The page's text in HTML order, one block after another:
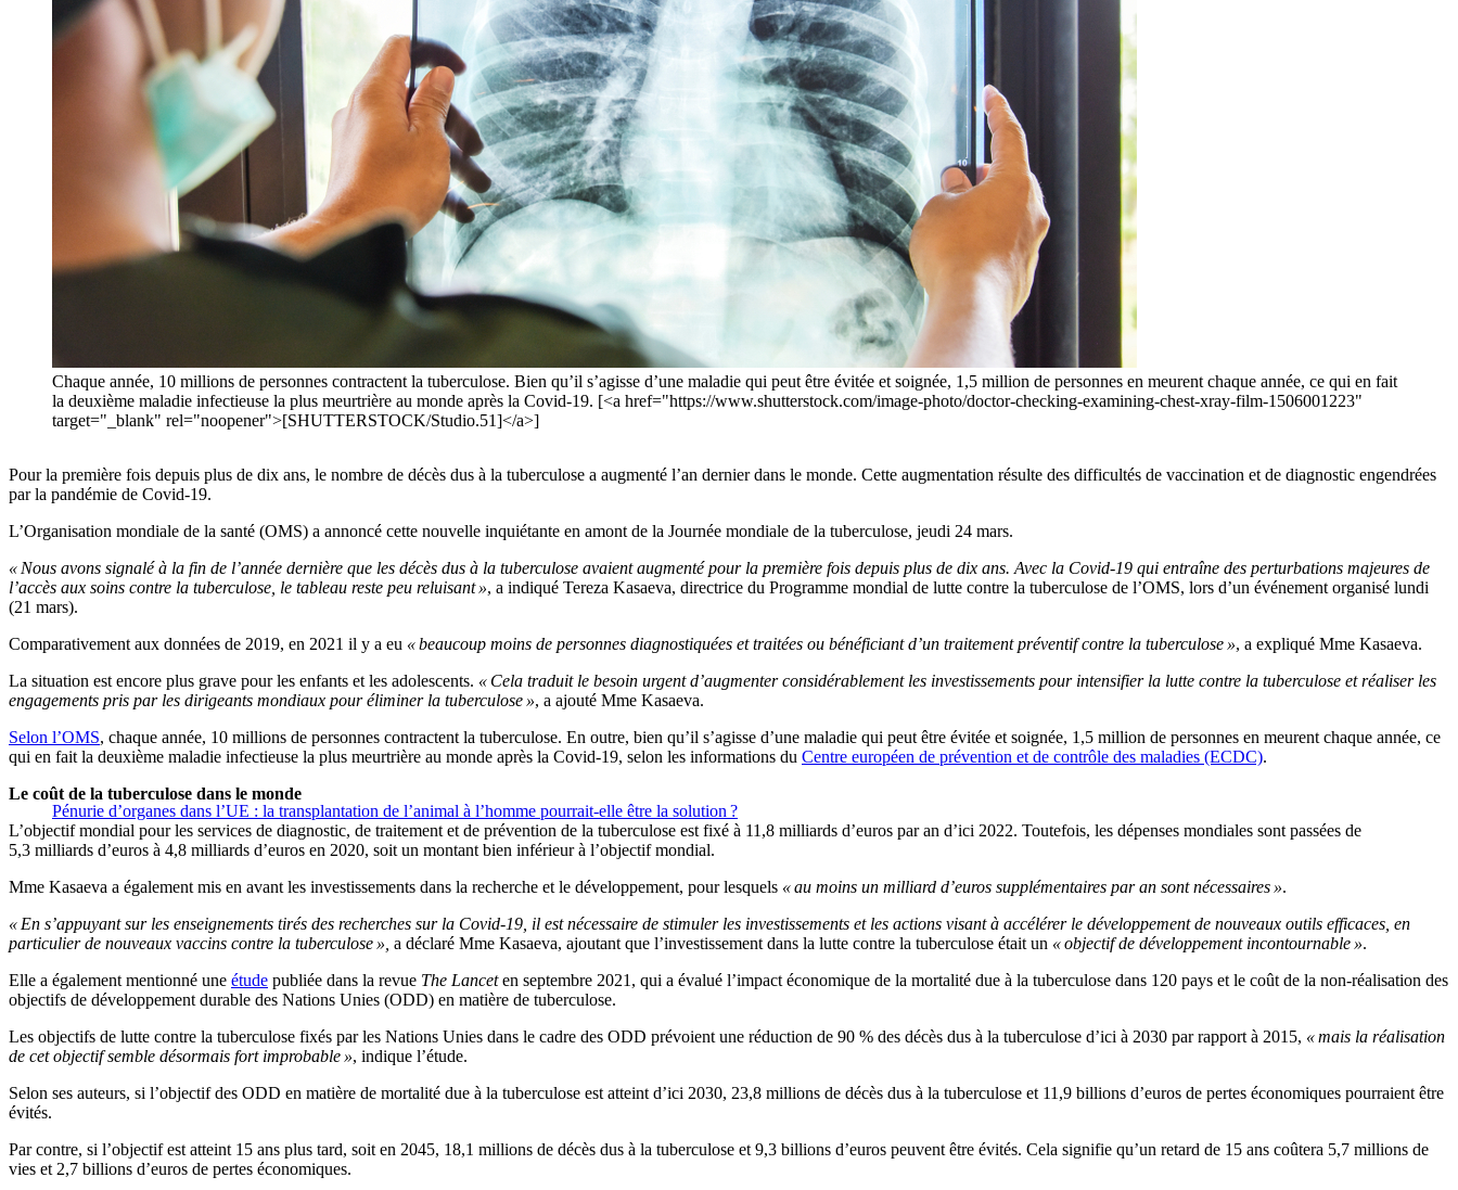
Chaque année, 10 millions de personnes contractent la tuberculose. Bien qu’il s’agisse d’une maladie qui peut être évitée et soignée, 1,5 million de personnes en meurent chaque année, ce qui en fait
la deuxième maladie infectieuse la plus meurtrière au monde après la Covid-19. [<a href="https://www.shutterstock.com/image-photo/doctor-checking-examining-chest-xray-film-1506001223"
target="_blank" rel="noopener">[SHUTTERSTOCK/Studio.51]</a>]
Pour la première fois depuis plus de dix ans, le nombre de décès dus à la tuberculose a augmenté l’an dernier dans le monde. Cette augmentation résulte des difficultés de vaccination et de diagnostic engendrées
par la pandémie de Covid-19.
L’Organisation mondiale de la santé (OMS) a annoncé cette nouvelle inquiétante en amont de la Journée mondiale de la tuberculose, jeudi 24 mars.
« Nous avons signalé à la fin de l’année dernière que les décès dus à la tuberculose avaient augmenté pour la première fois depuis plus de dix ans. Avec la Covid-19 qui entraîne des perturbations majeures de
l’accès aux soins contre la tuberculose, le tableau reste peu reluisant », a indiqué Tereza Kasaeva, directrice du Programme mondial de lutte contre la tuberculose de l’OMS, lors d’un événement organisé lundi
(21 mars).
Comparativement aux données de 2019, en 2021 il y a eu « beaucoup moins de personnes diagnostiquées et traitées ou bénéficiant d’un traitement préventif contre la tuberculose », a expliqué Mme Kasaeva.
La situation est encore plus grave pour les enfants et les adolescents. « Cela traduit le besoin urgent d’augmenter considérablement les investissements pour intensifier la lutte contre la tuberculose et réaliser les
engagements pris par les dirigeants mondiaux pour éliminer la tuberculose », a ajouté Mme Kasaeva.
Selon l’OMS, chaque année, 10 millions de personnes contractent la tuberculose. En outre, bien qu’il s’agisse d’une maladie qui peut être évitée et soignée, 1,5 million de personnes en meurent chaque année, ce
qui en fait la deuxième maladie infectieuse la plus meurtrière au monde après la Covid-19, selon les informations du Centre européen de prévention et de contrôle des maladies (ECDC).
Pénurie d’organes dans l’UE : la transplantation de l’animal à l’homme pourrait-elle être la solution ?
Le coût de la tuberculose dans le monde
L’objectif mondial pour les services de diagnostic, de traitement et de prévention de la tuberculose est fixé à 11,8 milliards d’euros par an d’ici 2022. Toutefois, les dépenses mondiales sont passées de
5,3 milliards d’euros à 4,8 milliards d’euros en 2020, soit un montant bien inférieur à l’objectif mondial.
Mme Kasaeva a également mis en avant les investissements dans la recherche et le développement, pour lesquels « au moins un milliard d’euros supplémentaires par an sont nécessaires ».
« En s’appuyant sur les enseignements tirés des recherches sur la Covid-19, il est nécessaire de stimuler les investissements et les actions visant à accélérer le développement de nouveaux outils efficaces, en
particulier de nouveaux vaccins contre la tuberculose », a déclaré Mme Kasaeva, ajoutant que l’investissement dans la lutte contre la tuberculose était un « objectif de développement incontournable ».
Elle a également mentionné une étude publiée dans la revue The Lanceten septembre 2021, qui a évalué l’impact économique de la mortalité due à la tuberculose dans 120 pays et le coût de la non-réalisation des
objectifs de développement durable des Nations Unies (ODD) en matière de tuberculose.
Les objectifs de lutte contre la tuberculose fixés par les Nations Unies dans le cadre des ODD prévoient une réduction de 90 % des décès dus à la tuberculose d’ici à 2030 par rapport à 2015, « mais la réalisation
de cet objectif semble désormais fort improbable », indique l’étude.
Selon ses auteurs, si l’objectif des ODD en matière de mortalité due à la tuberculose est atteint d’ici 2030, 23,8 millions de décès dus à la tuberculose et 11,9 billions d’euros de pertes économiques pourraient être
évités.
Par contre, si l’objectif est atteint 15 ans plus tard, soit en 2045, 18,1 millions de décès dus à la tuberculose et 9,3 billions d’euros peuvent être évités. Cela signifie qu’un retard de 15 ans coûtera 5,7 millions de
vies et 2,7 billions d’euros de pertes économiques.